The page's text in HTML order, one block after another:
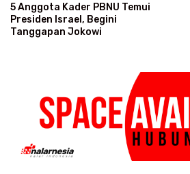
5 Anggota Kader PBNU Temui
Presiden Israel, Begini
Tanggapan Jokowi